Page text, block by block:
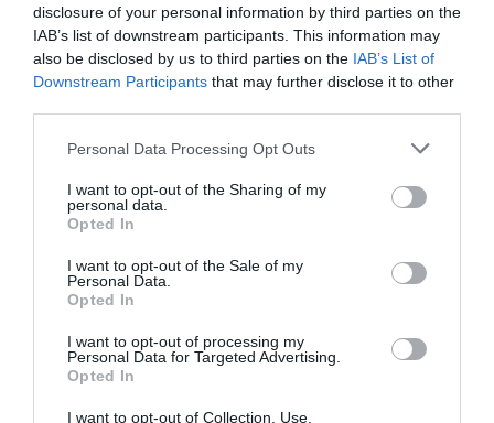
disclosure of your personal information by third parties on the
IAB’s list of downstream participants. This information may
also be disclosed by us to third parties on the IAB’s List of
Downstream Participants that may further disclose it to other
Personal Data Processing Opt Outs
I want to opt-out of the Sharing of my
personal data.
Opted In
I want to opt-out of the Sale of my
Personal Data.
Opted In
I want to opt-out of processing my
Personal Data for Targeted Advertising.
Opted In
I want to opt-out of Collection, Use,
dos redes"
El peligro está a asegurar que se es bastante
conscientes que la red integrada hará que la
empresa en su conjunto quede mucho más
abierta en el mundo exterior, puesto quehabrá un
número importante de sensores o de aparatos
internos que también estarán conectados en las
redes exteriores o globales. Por lo tanto sueño
que tienen que tener características diferentes
de las que se aplican a los actuales sistemas
informáticos.